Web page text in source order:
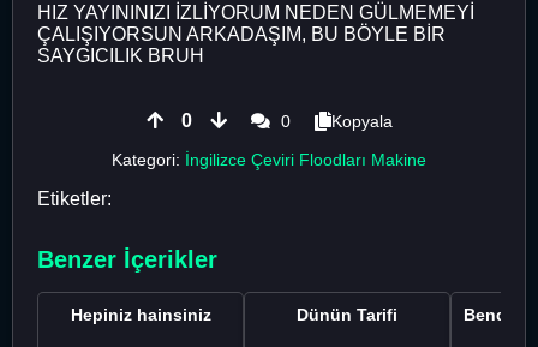
HIZ YAYININIZI İZLİYORUM NEDEN GÜLMEMEYİ
ÇALIŞIYORSUN ARKADAŞIM, BU BÖYLE BİR
SAYGICILIK BRUH
0 0
Kopyala
Kategori: İngilizce Çeviri Floodları Makine
Etiketler:
Benzer İçerikler
Hepiniz hainsiniz Dünün Tarifi